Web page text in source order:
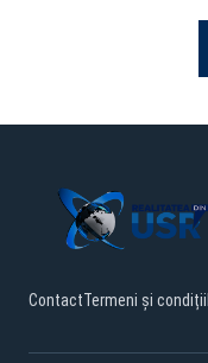
ContactTermeni și condiții